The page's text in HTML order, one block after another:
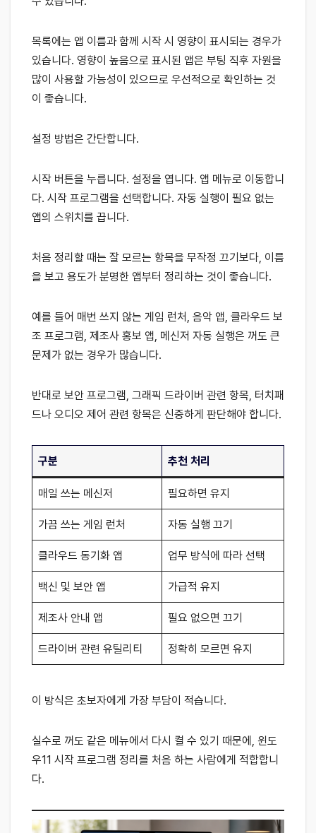
목록에는 앱 이름과 함께 시작 시 영향이 표시되는 경우가
있습니다. 영향이 높음으로 표시된 앱은 부팅 직후 자원을
많이 사용할 가능성이 있으므로 우선적으로 확인하는 것
이 좋습니다.
설정 방법은 간단합니다.
시작 버튼을 누릅니다. 설정을 엽니다. 앱 메뉴로 이동합니
다. 시작 프로그램을 선택합니다. 자동 실행이 필요 없는
앱의 스위치를 끕니다.
처음 정리할 때는 잘 모르는 항목을 무작정 끄기보다, 이름
을 보고 용도가 분명한 앱부터 정리하는 것이 좋습니다.
예를 들어 매번 쓰지 않는 게임 런처, 음악 앱, 클라우드 보
조 프로그램, 제조사 홍보 앱, 메신저 자동 실행은 꺼도 큰
문제가 없는 경우가 많습니다.
반대로 보안 프로그램, 그래픽 드라이버 관련 항목, 터치패
드나 오디오 제어 관련 항목은 신중하게 판단해야 합니다.
구분 추천 처리
매일 쓰는 메신저 필요하면 유지
가끔 쓰는 게임 런처 자동 실행 끄기
클라우드 동기화 앱 업무 방식에 따라 선택
백신 및 보안 앱 가급적 유지
제조사 안내 앱 필요 없으면 끄기
드라이버 관련 유틸리티 정확히 모르면 유지
이 방식은 초보자에게 가장 부담이 적습니다.
실수로 꺼도 같은 메뉴에서 다시 켤 수 있기 때문에, 윈도
우11 시작 프로그램 정리를 처음 하는 사람에게 적합합니
다.